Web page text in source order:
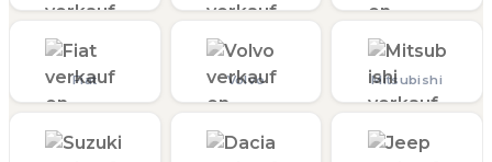
Fiat Volvo Mitsubishi